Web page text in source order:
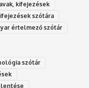
kifejezések
szótára
értelmező szótár
Ps‮gólohciz‬ia s‮átóz‬r